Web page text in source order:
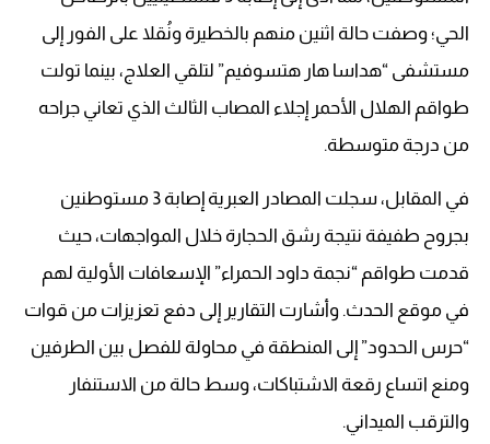
الحي؛ وصفت حالة اثنين منهم بالخطيرة ونُقلا على الفور إلى
مستشفى “هداسا هار هتسوفيم” لتلقي العلاج، بينما تولت
طواقم الهلال الأحمر إجلاء المصاب الثالث الذي تعاني جراحه
من درجة متوسطة.
في المقابل، سجلت المصادر العبرية إصابة 3 مستوطنين
بجروح طفيفة نتيجة رشق الحجارة خلال المواجهات، حيث
قدمت طواقم “نجمة داود الحمراء” الإسعافات الأولية لهم
في موقع الحدث. وأشارت التقارير إلى دفع تعزيزات من قوات
“حرس الحدود” إلى المنطقة في محاولة للفصل بين الطرفين
ومنع اتساع رقعة الاشتباكات، وسط حالة من الاستنفار
والترقب الميداني.